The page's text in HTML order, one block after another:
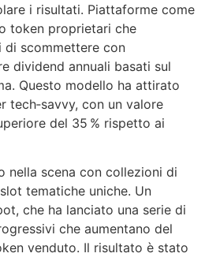
i risultati. Piattaforme come
token proprietari che
scommettere con
dividend annuali basati sul
Questo modello ha attirato
tech‑savvy, con un valore
del 35 % rispetto ai
nella scena con collezioni di
tematiche uniche. Un
che ha lanciato una serie di
che aumentano del
venduto. Il risultato è stato